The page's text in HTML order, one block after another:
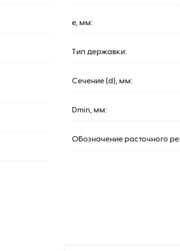
e, мм:
Тип державки:
Сечение (d), мм:
Dmin, мм:
Обозначение расточного